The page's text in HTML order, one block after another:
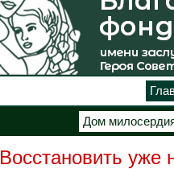
Дом
Восстановить уже